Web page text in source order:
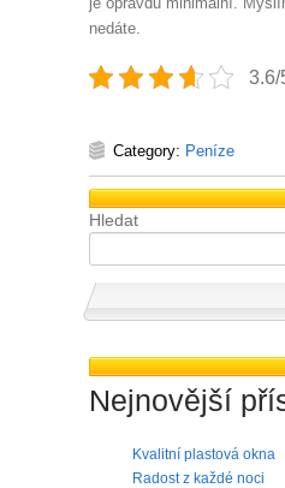
nedáte.
3.6/
Category: Peníze
Hledat
Nejnovější
Kvalitní plastová okna
Radost z každé noci